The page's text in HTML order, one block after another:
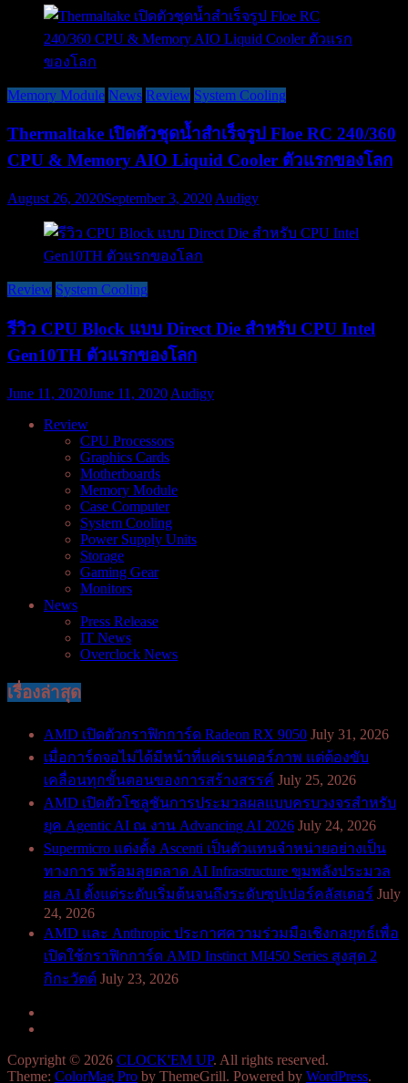
Memory Module News Review System Cooling
Thermaltake เปิดตัวชุดน้ำสำเร็จรูป Floe RC 240/360
CPU & Memory AIO Liquid Cooler ตัวแรกของโลก
August 26, 2020September 3, 2020 Audigy
Review System Cooling
รีวิว CPU Block แบบ Direct Die สำหรับ CPU Intel
Gen10TH ตัวแรกของโลก
June 11, 2020June 11, 2020 Audigy
Review
CPU Processors
Graphics Cards
Motherboards
Memory Module
Case Computer
System Cooling
Power Supply Units
Storage
Gaming Gear
Monitors
News
Press Release
IT News
Overclock News
เรื่องล่าสุด
AMD เปิดตัวกราฟิกการ์ด Radeon RX 9050 July 31, 2026
เมื่อการ์ดจอไม่ได้มีหน้าที่แค่เรนเดอร์ภาพ แต่ต้องขับ
เคลื่อนทุกขั้นตอนของการสร้างสรรค์ July 25, 2026
AMD เปิดตัวโซลูชันการประมวลผลแบบครบวงจรสำหรับ
ยุค Agentic AI ณ งาน Advancing AI 2026 July 24, 2026
Supermicro แต่งตั้ง Ascenti เป็นตัวแทนจำหน่ายอย่างเป็น
ทางการ พร้อมลุยตลาด AI Infrastructure ขุมพลังประมวล
ผล AI ตั้งแต่ระดับเริ่มต้นจนถึงระดับซุปเปอร์คลัสเตอร์ July
24, 2026
AMD และ Anthropic ประกาศความร่วมมือเชิงกลยุทธ์เพื่อ
เปิดใช้กราฟิกการ์ด AMD Instinct MI450 Series สูงสุด 2
กิกะวัตต์ July 23, 2026
Copyright © 2026 CLOCK'EM UP. All rights reserved.
Theme: ColorMag Pro by ThemeGrill. Powered by WordPress.